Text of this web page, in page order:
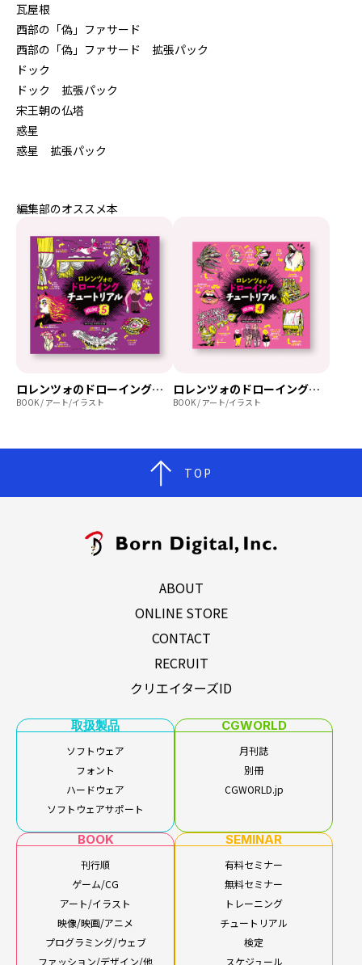
瓦屋根
西部の「偽」ファサード
西部の「偽」ファサード 拡張パック
ドック
ドック 拡張パック
宋王朝の仏塔
惑星
惑星 拡張パック
編集部のオススメ本
ロレンツォのドローイングチュートリアル vol.5
BOOK / アート/イラスト
ロレンツォのドローイングチュートリアル vol.4
BOOK / アート/イラスト
TOP
ABOUT
ONLINE STORE
CONTACT
RECRUIT
クリエイターズID
取扱製品
ソフトウェア
フォント
ハードウェア
ソフトウェアサポート
CGWORLD
月刊誌
別冊
CGWORLD.jp
BOOK
刊行順
ゲーム/CG
アート/イラスト
映像/映画/アニメ
プログラミング/ウェブ
ファッション/デザイン/他
SEMINAR
有料セミナー
無料セミナー
トレーニング
チュートリアル
検定
スケジュール